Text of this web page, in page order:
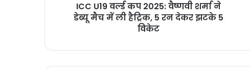
ICC U19 वर्ल्ड कप 2025: वैष्णवी शर्मा ने
डेब्यू मैच में ली हैट्रिक, 5 रन देकर झटके 5
विकेट